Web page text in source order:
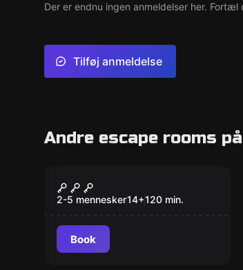
Der er endnu ingen anmeldelser her.
Tilføj anmeldelse
Andre escape rooms
Den Magiske Portal
2-5 mennesker14+120 min.
Book